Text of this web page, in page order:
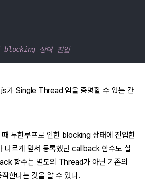
blocking 상태 진입
가 Single Thread 임을 증명할 수 있는 간
무한루프로 인한 blocking 상태에 진입한
다르게 앞서 등록했던 callback 함수도 실
함수는 별도의 Thread가 아닌 기존의
한다는 것을 알 수 있다.